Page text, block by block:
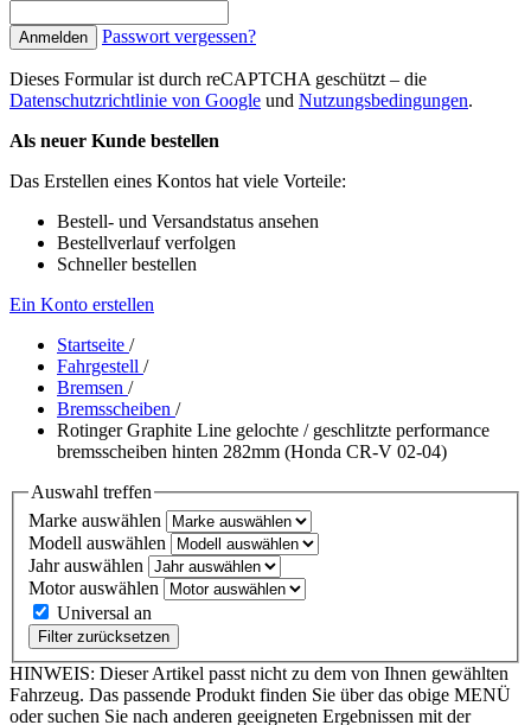
Anmelden Passwort vergessen?
Dieses Formular ist durch reCAPTCHA geschützt – die
Datenschutzrichtlinie von Google und Nutzungsbedingungen.
Als neuer Kunde bestellen
Das Erstellen eines Kontos hat viele Vorteile:
Bestell- und Versandstatus ansehen
Bestellverlauf verfolgen
Schneller bestellen
Ein Konto erstellen
Startseite /
Fahrgestell /
Bremsen /
Bremsscheiben /
Rotinger Graphite Line gelochte / geschlitzte performance
bremsscheiben hinten 282mm (Honda CR-V 02-04)
Auswahl treffen
Marke auswählen
Modell auswählen
Jahr auswählen
Motor auswählen
Universal an
Filter zurücksetzen
HINWEIS: Dieser Artikel passt nicht zu dem von Ihnen gewählten
Fahrzeug. Das passende Produkt finden Sie über das obige MENÜ
oder suchen Sie nach anderen geeigneten Ergebnissen mit der